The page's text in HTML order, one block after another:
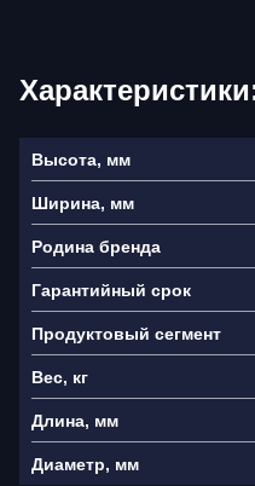
Высота, мм
Ширина, мм
Родина бренда
Гарантийный срок
Продуктовый сегмент
Вес, кг
Длина, мм
Диаметр, мм